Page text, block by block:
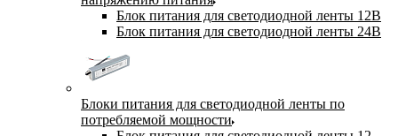
Блок питания для светодиодной ленты 12В
Блок питания для светодиодной ленты 24В
Блоки питания для светодиодной ленты по
потребляемой мощности